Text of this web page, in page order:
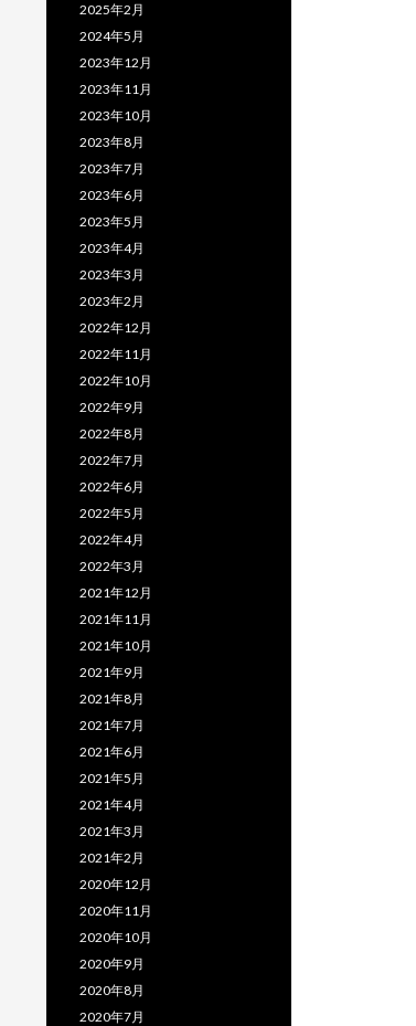
2025年2月
2024年5月
2023年12月
2023年11月
2023年10月
2023年8月
2023年7月
2023年6月
2023年5月
2023年4月
2023年3月
2023年2月
2022年12月
2022年11月
2022年10月
2022年9月
2022年8月
2022年7月
2022年6月
2022年5月
2022年4月
2022年3月
2021年12月
2021年11月
2021年10月
2021年9月
2021年8月
2021年7月
2021年6月
2021年5月
2021年4月
2021年3月
2021年2月
2020年12月
2020年11月
2020年10月
2020年9月
2020年8月
2020年7月